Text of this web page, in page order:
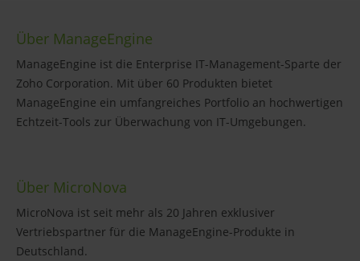
Über ManageEngine
ManageEngine ist die Enterprise IT-Management-Sparte der
Zoho Corporation. Mit über 60 Produkten bietet
ManageEngine ein umfangreiches Portfolio an hochwertigen
Echtzeit-Tools zur Überwachung von IT-Umgebungen.
Über MicroNova
MicroNova ist seit mehr als 20 Jahren exklusiver
Vertriebspartner für die ManageEngine-Produkte in
Deutschland.